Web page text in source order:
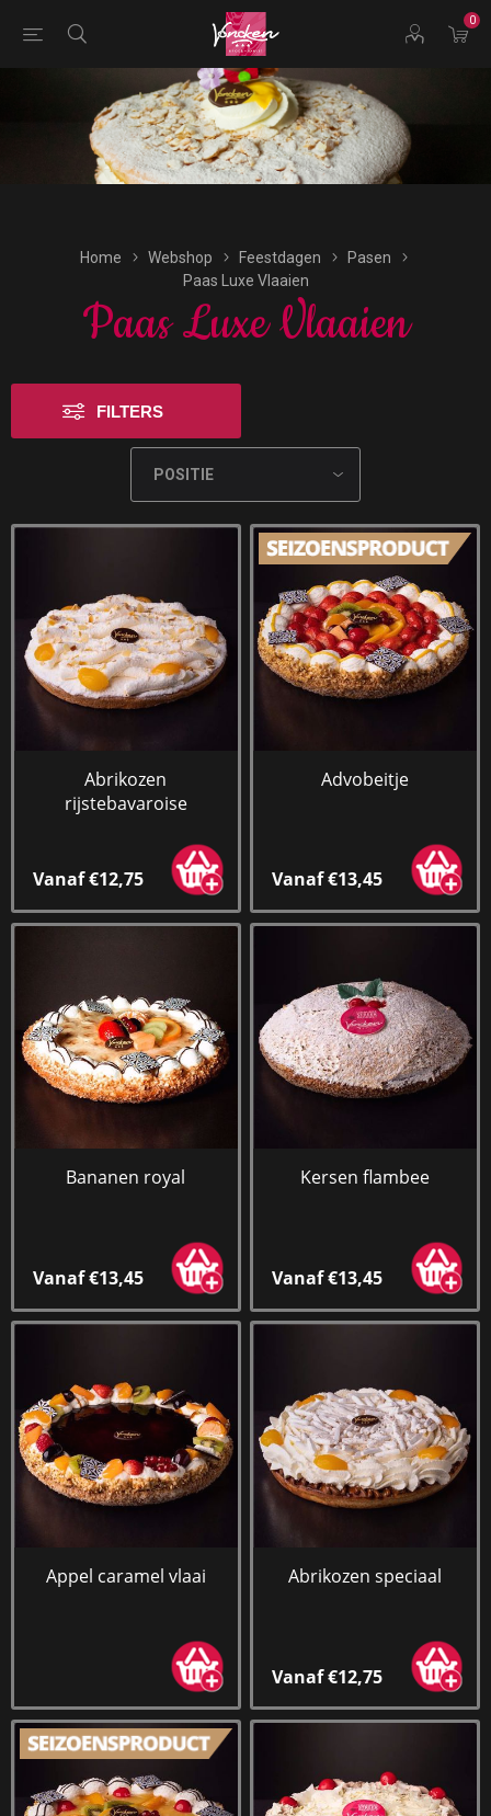
0
Bestellingen voor morgen kunnen vandaag uiterlijk tot
17:00 uur worden geplaatst.
Home Webshop Feestdagen
Pasen
Paas Luxe Vlaaien
Paas Luxe Vlaaien
FILTERS
Abrikozen
rijstebavaroise
Vanaf €12,75
Advobeitje
Vanaf €13,45
Bananen royal
Vanaf €13,45
Kersen flambee
Vanaf €13,45
Appel caramel vlaai Abrikozen speciaal
Vanaf €12,75